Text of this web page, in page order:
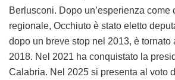
Berlusconi. Dopo un’esperienza come
regionale, Occhiuto è stato eletto
dopo un breve stop nel 2013, è tornato
2018. Nel 2021 ha conquistato la
Calabria. Nel 2025 si presenta al voto